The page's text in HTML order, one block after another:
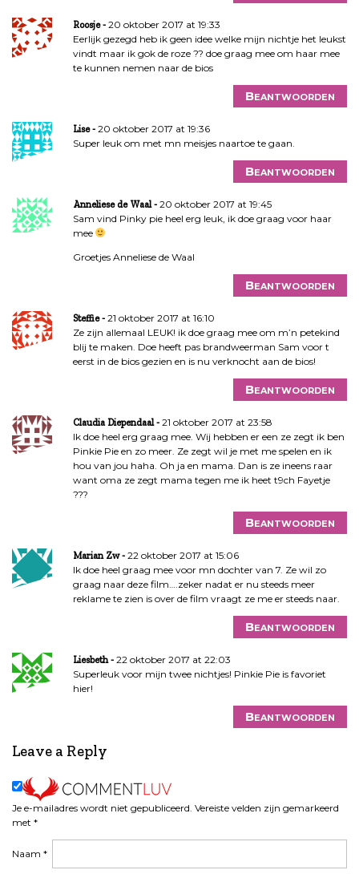
Roosje
20 oktober 2017 at 19:33
Eerlijk gezegd heb ik geen idee welke mijn nichtje het leukst
vindt maar ik gok de roze ?? doe graag mee om haar mee
te kunnen nemen naar de bios
Beantwoorden
Lise
20 oktober 2017 at 19:36
Super leuk om met mn meisjes naartoe te gaan.
Beantwoorden
Anneliese de Waal
20 oktober 2017 at 19:45
Sam vind Pinky pie heel erg leuk, ik doe graag voor haar
mee
Groetjes Anneliese de Waal
Beantwoorden
Steffie
21 oktober 2017 at 16:10
Ze zijn allemaal LEUK! ik doe graag mee om m’n petekind
blij te maken. Doe heeft pas brandweerman Sam voor t
eerst in de bios gezien en is nu verknocht aan de bios!
Beantwoorden
Claudia Diependaal
21 oktober 2017 at 23:58
Ik doe heel erg graag mee. Wij hebben er een ze zegt ik ben
Pinkie Pie en zo meer. Ze zegt wil je met me spelen en ik
hou van jou haha. Oh ja en mama. Dan is ze ineens raar
want oma ze zegt mama tegen me ik heet t9ch Fayetje
???
Beantwoorden
Marian Zw
22 oktober 2017 at 15:06
Ik doe heel graag mee voor mn dochter van 7. Ze wil zo
graag naar deze film….zeker nadat er nu steeds meer
reklame te zien is over de film vraagt ze me er steeds naar.
Beantwoorden
Liesbeth
22 oktober 2017 at 22:03
Superleuk voor mijn twee nichtjes! Pinkie Pie is favoriet
hier!
Beantwoorden
Leave a Reply
Je e-mailadres wordt niet gepubliceerd. Vereiste velden zijn gemarkeerd
met *
Naam *